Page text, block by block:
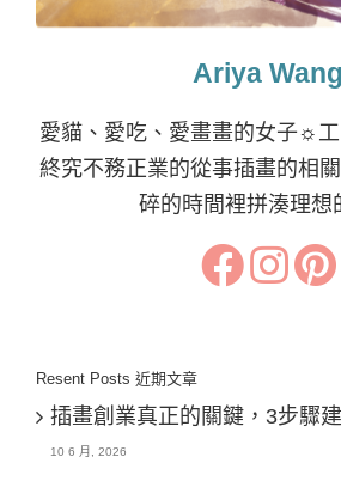
Ariya Wang
愛貓、愛吃、愛畫畫的女子☼
終究不務正業的從事插畫的相
碎的時間裡拼湊理想
Resent Posts 近期文章
插畫創業真正的關鍵，3步驟
10 6 月, 2026